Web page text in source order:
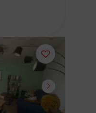
Ajouter
supprimer